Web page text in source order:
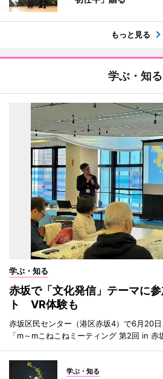
もっと見る
学ぶ・知る
学ぶ・知る
赤坂で「文化発信」テーマに
ト VR体験も
赤坂区民センター（港区赤坂4）で6月20
「m～mこねこねミーティング 第2回 in 赤
学ぶ・知る